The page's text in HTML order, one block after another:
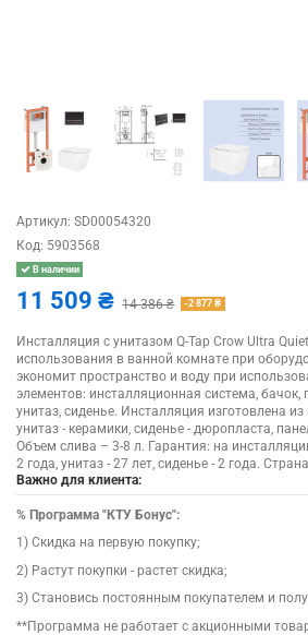
Артикул: SD00054320
Код: 5903568
В наличии
11 509 ₴ 14 386 ₴ -2 877 ₴
Инсталляция с унитазом Q-Tap Crow Ultra
использования в ванной комнате при
экономит пространство и воду при
элементов: инсталляционная система,
унитаз, сиденье. Инсталляция изготовлена
унитаз - керамики, сиденье - дюропласта,
Объем слива – 3-8 л. Гарантия: на
2 года, унитаз - 27 лет, сиденье - 2 года.
Важно для клиента:
% Программа "КТУ Бонус":
1) Скидка на первую покупку;
2) Растут покупки - растет скидка;
3) Становись постоянным покупателем и
**Программа не работает с акционными